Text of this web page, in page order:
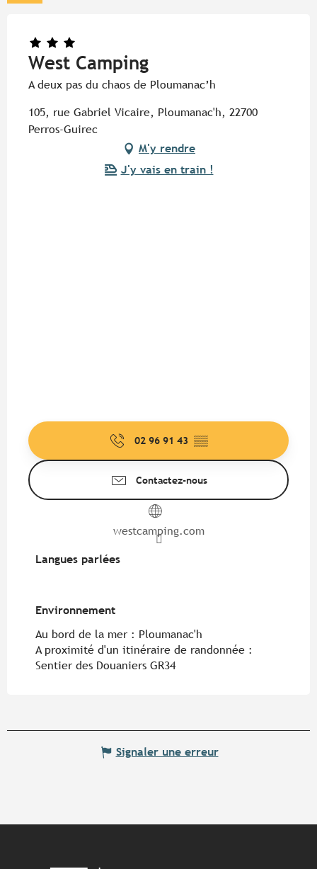
West Camping
A deux pas du chaos de Ploumanac’h
105, rue Gabriel Vicaire, Ploumanac'h, 22700
Perros-Guirec
M'y rendre
J'y vais en train !
02 96 91 43 ▒▒
Contactez-nous
westcamping.com
Langues parlées
Langues parlées
Environnement
Environnement
Au bord de la mer : Ploumanac'h
A proximité d'un itinéraire de randonnée :
Sentier des Douaniers GR34
Signaler une erreur